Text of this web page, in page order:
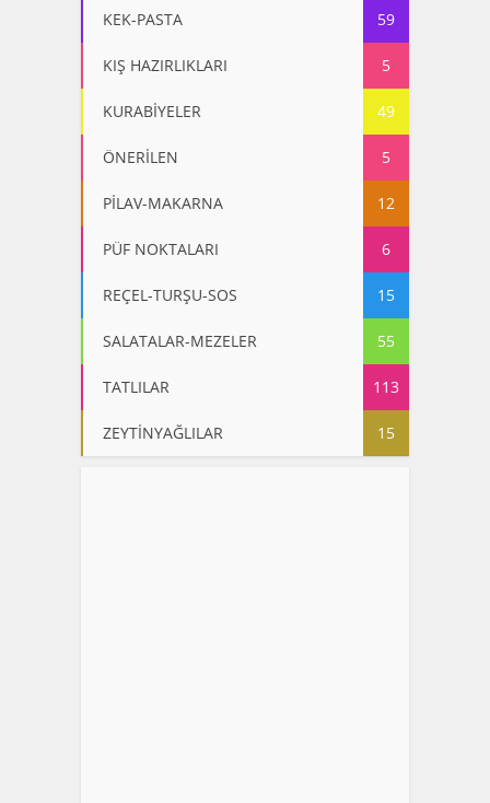
KEK-PASTA 59
KIŞ HAZIRLIKLARI 5
KURABİYELER 49
ÖNERİLEN 5
PİLAV-MAKARNA 12
PÜF NOKTALARI 6
REÇEL-TURŞU-SOS 15
SALATALAR-MEZELER 55
TATLILAR 113
ZEYTİNYAĞLILAR 15